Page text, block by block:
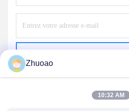
Zhuoao
10:32 AM